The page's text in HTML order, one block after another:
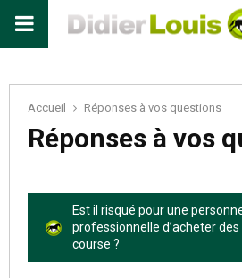
Primary
Accueil Réponses à vos questions
Réponses à vos
Est il risqué pour une
professionnelle d’acheter des
course ?